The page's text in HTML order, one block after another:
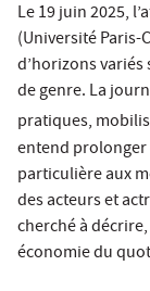
Le 19 juin 2025,
(Université
d’horizons
de genre. La
pratiques,
entend
particulière aux
des acteurs et
cherché à
économie du